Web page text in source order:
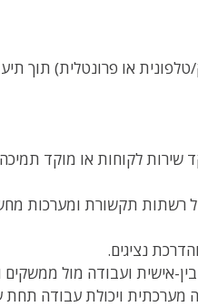
או פרונטלית) תוך
רשתות תקשורת ומערכות
נציגים.
אישית ועבודה מול ממשקים
מערכתית ויכולת עבודה תחת